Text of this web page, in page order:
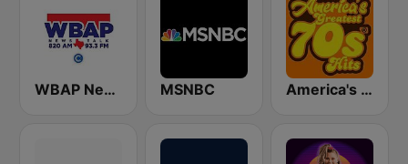
WBAP News / Talk 820 AM and 96.7 FM MSNBC America's Greatest 70s Hits